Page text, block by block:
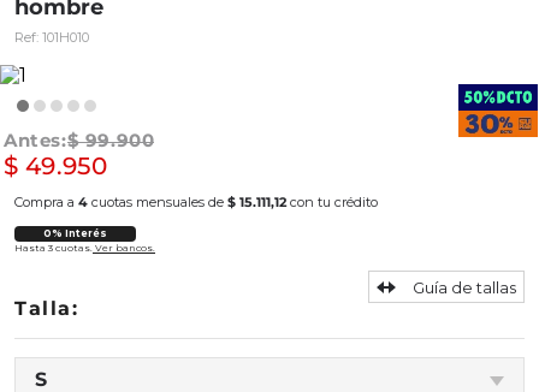
hombre
Ref: 101H010
$ 99.900
$ 49.950
Compra a 4 cuotas mensuales de $ 15.111,12 con tu crédito
0% Interés
Hasta 3 cuotas. Ver bancos.
S
Guía de tallas